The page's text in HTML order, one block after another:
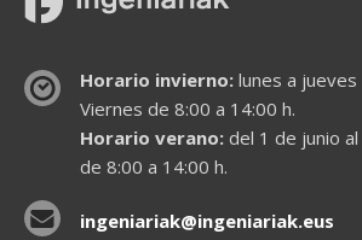
Horario invierno:lunes a jueves
Viernes de 8:00 a 14:00 h.
Horario verano:del 1 de junio
de 8:00 a 14:00 h.
ingeniariak@ingeniariak.eus